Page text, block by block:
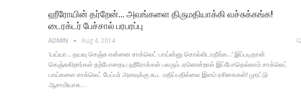
ஹீரோயின் தர்றேன்… அவங்களை திருமதியாக்கி வச்சுக்கங்க!
டைரக்டர் பேச்சால் பரபரப்பு
ADMIN Aug 4, 2014
‘யய்யா... தயவு செஞ்சு என்னை சாக்லெட் பாய்ன்னு சொல்லிடாதீங்க...’ இப்படிதான்
கெஞ்சுகிறார்கள் தற்போதைய ஹீரோக்கள் பலரும். ஏனென்றால் இப்போதெல்லாம் சாக்லெட்
பாய்களை சாக்லெட் பேப்பர் அளவுக்கு கூட மதிப்பதில்லை இளம் ரசிகைகள்! முரட்டு
ஆசாமியாக…